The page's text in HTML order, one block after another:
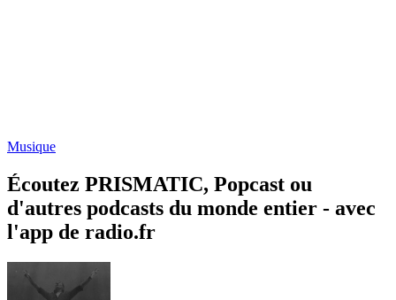
Musique
Écoutez PRISMATIC, Popcast ou
d'autres podcasts du monde entier - avec
l'app de radio.fr